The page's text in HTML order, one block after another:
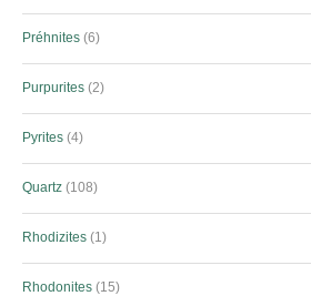
Préhnites 6
Purpurites 2
Pyrites 4
Quartz 108
Rhodizites 1
Rhodonites 15